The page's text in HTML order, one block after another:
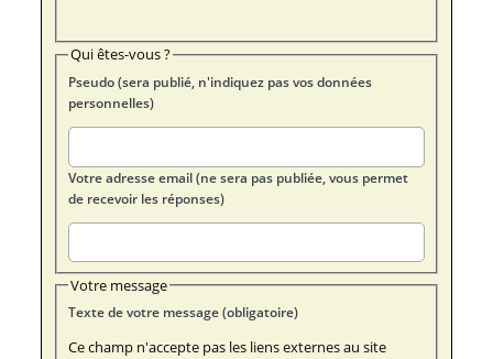
Qui êtes-vous ?
Pseudo (sera publié, n'indiquez pas vos données
personnelles)
Votre adresse email (ne sera pas publiée, vous permet
de recevoir les réponses)
Votre message
Texte de votre message (obligatoire)
Ce champ n'accepte pas les liens externes au site